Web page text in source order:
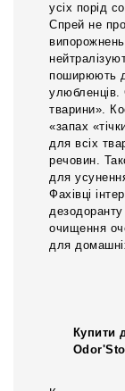
усіх порід
Спрей не
поширюють
улюбленців.
тварини».
«запах
для всіх
речовин.
для
Фахівці
очищення
для
Купити